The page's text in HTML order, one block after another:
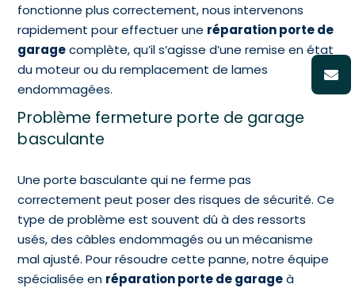
fonctionne plus correctement, nous intervenons
rapidement pour effectuer une réparation porte de
garagecomplète, qu’il s’agisse d’une remise en état
du moteur ou du remplacement de lames
endommagées.
Problème fermeture porte de garage
basculante
Une porte basculante qui ne ferme pas
correctement peut poser des risques de sécurité. Ce
type de problème est souvent dû à des ressorts
usés, des câbles endommagés ou un mécanisme
mal ajusté. Pour résoudre cette panne, notre équipe
spécialisée en réparation porte de garageà